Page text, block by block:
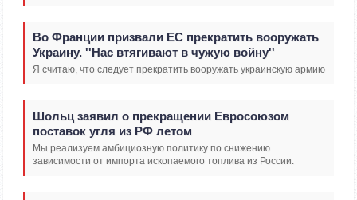
Во Франции призвали ЕС прекратить вооружать
Украину. ''Нас втягивают в чужую войну''
Я считаю, что следует прекратить вооружать украинскую армию
Шольц заявил о прекращении Евросоюзом
поставок угля из РФ летом
Мы реализуем амбициозную политику по снижению
зависимости от импорта ископаемого топлива из России.